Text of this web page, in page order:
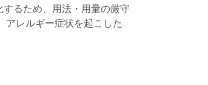
るため、用法・用量の厳守
アレルギー症状を起こした